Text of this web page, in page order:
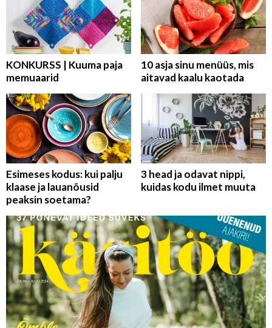
KONKURSS | Kuuma paja
memuaarid
10 asja sinu menüüs, mis
aitavad kaalu kaotada
Esimeses kodus: kui palju
klaase ja lauanõusid
peaksin soetama?
3 head ja odavat nippi,
kuidas kodu ilmet muuta